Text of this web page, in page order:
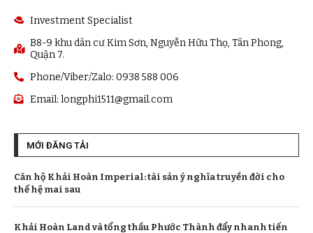
Investment Specialist
B8-9 khu dân cư Kim Sơn, Nguyễn Hữu Thọ, Tân Phong,
Quận 7.
Phone/Viber/Zalo: 0938 588 006
Email: longphi1511@gmail.com
MỚI ĐĂNG TẢI
Căn hộ Khải Hoàn Imperial: tài sản ý nghĩa truyền đời cho
thế hệ mai sau
Khải Hoàn Land và tổng thầu Phước Thành đẩy nhanh tiến